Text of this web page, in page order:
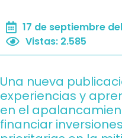
17 de septiembre
Vistas: 2.585
Una nueva
experiencias y
en el
financiar